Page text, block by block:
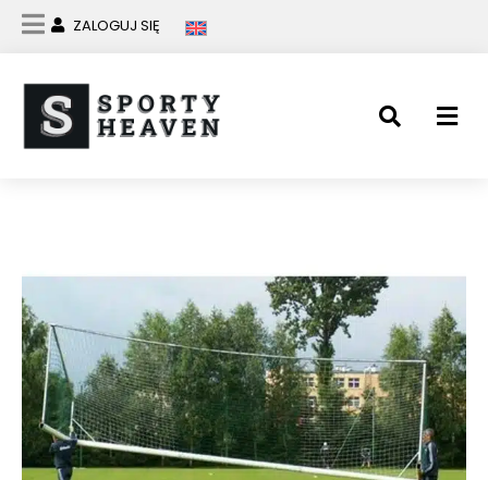
ZALOGUJ SIĘ